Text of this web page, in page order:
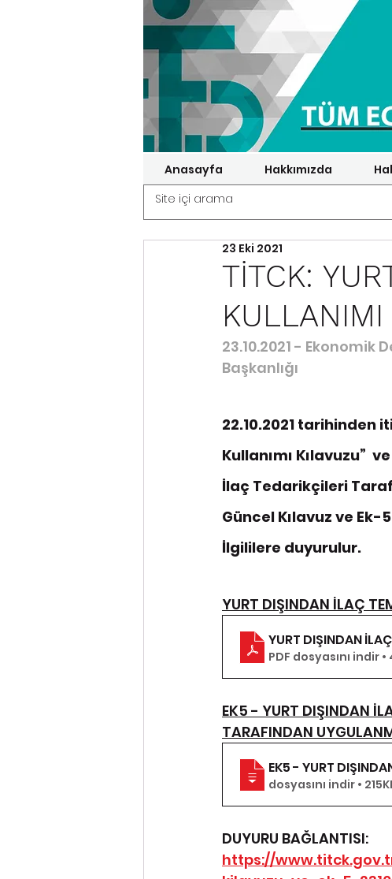
Anasayfa Hakkımızda
TİTCK:
23 Eki 2021
23.10.2021 -
Başkanlığı
22.10.2021 tarihinden
Kullanımı Kılavuzu”
İlaç Tedarikçileri
Güncel Kılavuz ve
İlgililere duyurulur.
YURT DIŞINDAN İLAÇ
YURT DIŞINDAN
PDF dosyasını indir •
EK5 - YURT DIŞINDAN
TARAFINDAN
EK5 - YURT
dosyasını indir •
DUYURU BAĞLANTISI:
https://